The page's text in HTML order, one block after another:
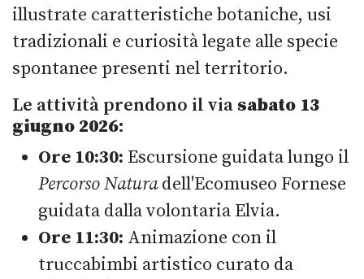
illustrate caratteristiche botaniche, usi
tradizionali e curiosità legate alle specie
spontanee presenti nel territorio.
Le attività prendono il via sabato 13
giugno 2026:
Ore 10:30: Escursione guidata lungo il
Percorso Naturadell'Ecomuseo Fornese
guidata dalla volontaria Elvia.
Ore 11:30: Animazione con il
truccabimbi artistico curato da